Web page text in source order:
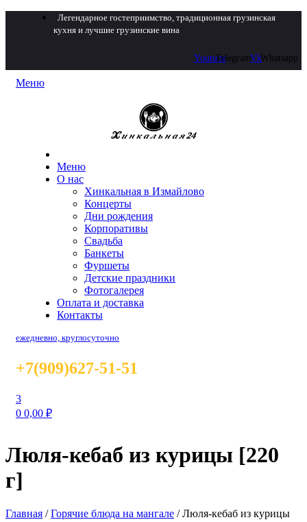
Легендарное гостеприимство, традиционная грузинская
кухня и лучшие грузинские вина
YoutubeTelegramVkWhatsapp
Меню
Меню
О нас
Хинкальная в Измайлово
Концерты
Дни рождения
Корпоративы
Свадьба
Банкеты
Фуршеты
Детские праздники
Фотогалерея
Оплата и доставка
Контакты
ежедневно, круглосуточно
+7(909)627-51-51
3
0 0,00 ₽
Люля-кебаб из курицы [220
г]
Главная /Горячие блюда на мангале /Люля-кебаб из курицы